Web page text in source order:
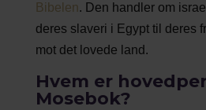
Bibelen. Den handler om
deres slaveri i Egypt til deres
mot det lovede land.
Hvem er
Mosebok?